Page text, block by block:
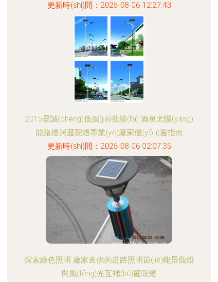
更新時(shí)間：2026-08-06 12:27:43
2015景誠(chéng)低價(jià)批發(fā) 酒泉太陽(yáng)
能路燈與庭院燈專業(yè)廠家優(yōu)選指南
更新時(shí)間：2026-08-06 02:07:35
探索綠色照明 廠家直供的道路照明節(jié)能景觀燈
與風(fēng)光互補(bǔ)庭院燈